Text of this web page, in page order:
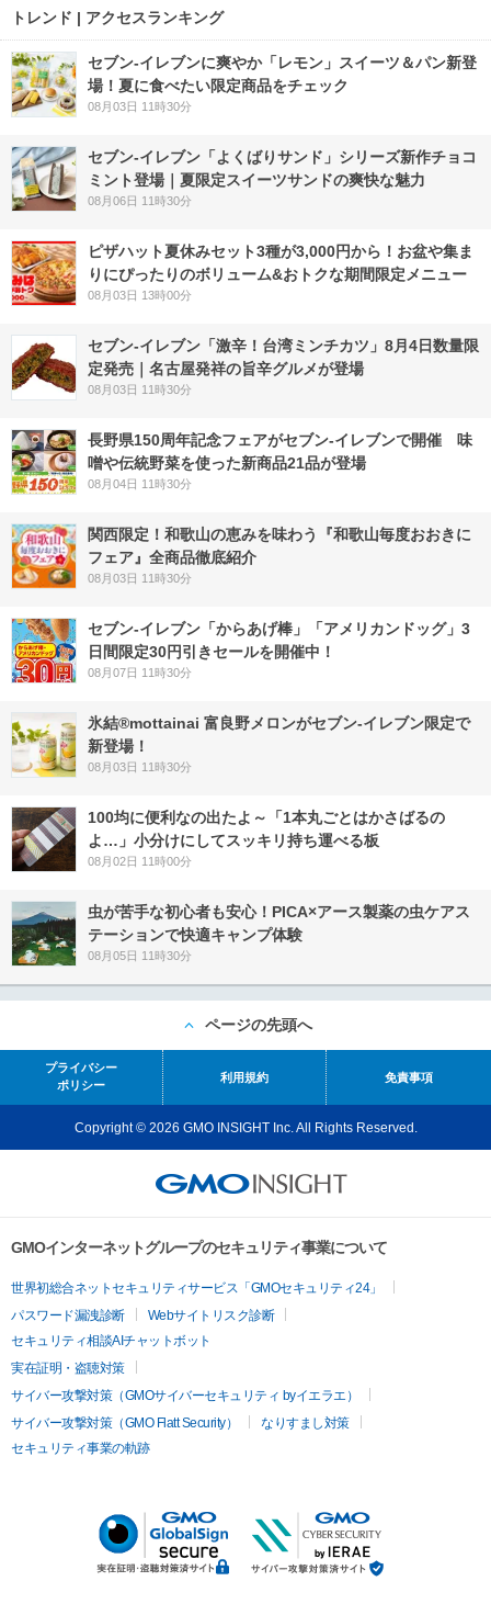
トレンド | アクセスランキング
セブン‐イレブンに爽やか「レモン」スイーツ＆パン新登
場！夏に食べたい限定商品をチェック
08月03日 11時30分
セブン‐イレブン「よくばりサンド」シリーズ新作チョコ
ミント登場｜夏限定スイーツサンドの爽快な魅力
08月06日 11時30分
ピザハット夏休みセット3種が3,000円から！お盆や集ま
りにぴったりのボリューム&おトクな期間限定メニュー
08月03日 13時00分
セブン-イレブン「激辛！台湾ミンチカツ」8月4日数量限
定発売｜名古屋発祥の旨辛グルメが登場
08月03日 11時30分
長野県150周年記念フェアがセブン-イレブンで開催 味
噌や伝統野菜を使った新商品21品が登場
08月04日 11時30分
関西限定！和歌山の恵みを味わう『和歌山毎度おおきに
フェア』全商品徹底紹介
08月03日 11時30分
セブン‐イレブン「からあげ棒」「アメリカンドッグ」3
日間限定30円引きセールを開催中！
08月07日 11時30分
氷結®mottainai 富良野メロンがセブン‐イレブン限定で
新登場！
08月03日 11時30分
100均に便利なの出たよ～「1本丸ごとはかさばるの
よ…」小分けにしてスッキリ持ち運べる板
08月02日 11時00分
虫が苦手な初心者も安心！PICA×アース製薬の虫ケアス
テーションで快適キャンプ体験
08月05日 11時30分
ページの先頭へ
プライバシー
ポリシー
利用規約 免責事項
Copyright © 2026 GMO INSIGHT Inc. All Rights Reserved.
GMOインターネットグループのセキュリティ事業について
世界初総合ネットセキュリティサービス「GMOセキュリティ24」
パスワード漏洩診断
Webサイトリスク診断
セキュリティ相談AIチャットボット
実在証明・盗聴対策
サイバー攻撃対策（GMOサイバーセキュリティ byイエラエ）
サイバー攻撃対策（GMO Flatt Security）
なりすまし対策
セキュリティ事業の軌跡